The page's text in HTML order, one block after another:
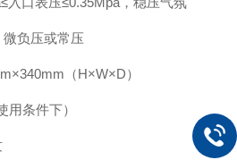
负压或常压
（H×W×D）
条件下）